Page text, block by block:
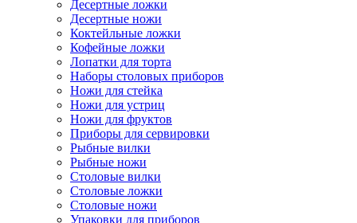
Десертные ложки
Десертные ножи
Коктейльные ложки
Кофейные ложки
Лопатки для торта
Наборы столовых приборов
Ножи для стейка
Ножи для устриц
Ножи для фруктов
Приборы для сервировки
Рыбные вилки
Рыбные ножи
Столовые вилки
Столовые ложки
Столовые ножи
Упаковки для приборов